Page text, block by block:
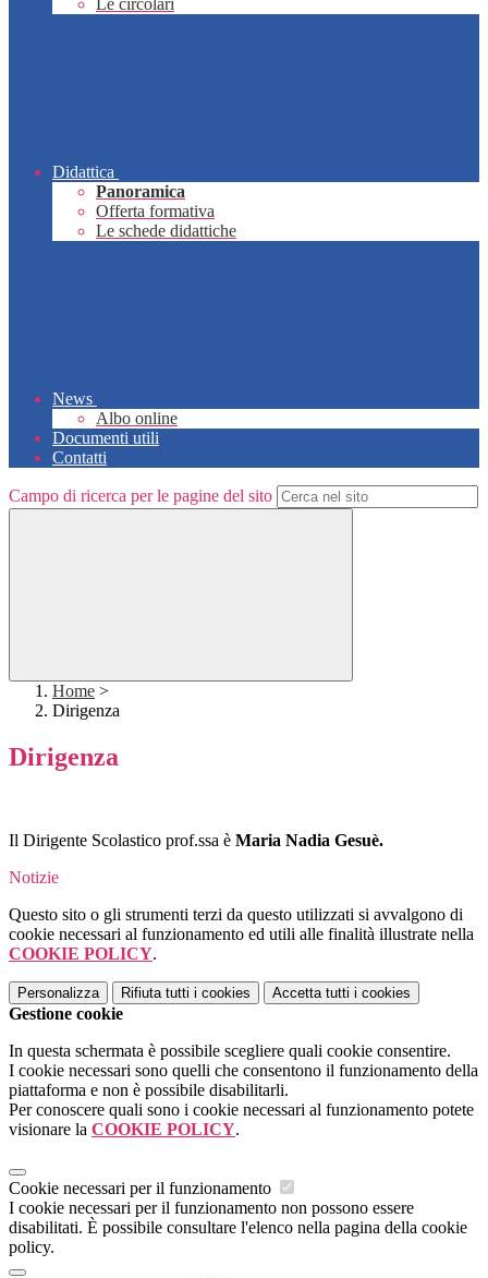
Le circolari
Didattica
Panoramica
Offerta formativa
Le schede didattiche
News
Albo online
Documenti utili
Contatti
Campo di ricerca per le pagine del sito
Home >
Dirigenza
Dirigenza
Il Dirigente Scolastico prof.ssa è Maria Nadia Gesuè.
Notizie
Questo sito o gli strumenti terzi da questo utilizzati si avvalgono di
cookie necessari al funzionamento ed utili alle finalità illustrate nella
COOKIE POLICY.
Personalizza Rifiuta tutti i cookies Accetta tutti i cookies
Gestione cookie
In questa schermata è possibile scegliere quali cookie consentire.
I cookie necessari sono quelli che consentono il funzionamento della
piattaforma e non è possibile disabilitarli.
Per conoscere quali sono i cookie necessari al funzionamento potete
visionare la COOKIE POLICY.
Cookie necessari per il funzionamento
I cookie necessari per il funzionamento non possono essere
disabilitati. È possibile consultare l'elenco nella pagina della cookie
policy.